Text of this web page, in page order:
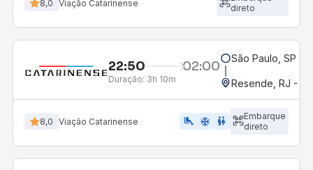
8,0 Viação Catarinense
direto
22:50 02:00
Duração: 3h 10m
São Paulo, SP -
Resende, RJ -
8,0 Viação Catarinense airline_seat_legroom_extra ac_unit wc
Embarque
direto